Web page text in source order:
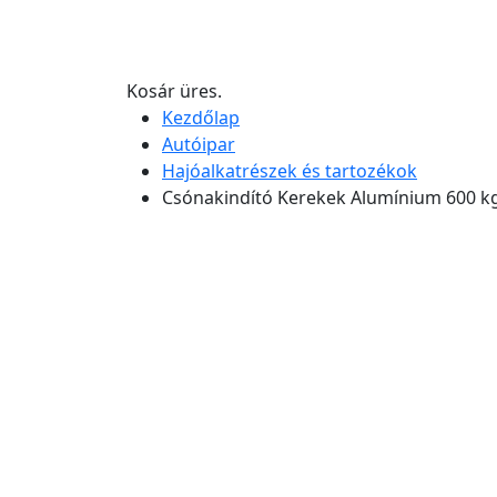
Kosár üres.
Kezdőlap
Autóipar
Hajóalkatrészek és tartozékok
Csónakindító Kerekek Alumínium 600